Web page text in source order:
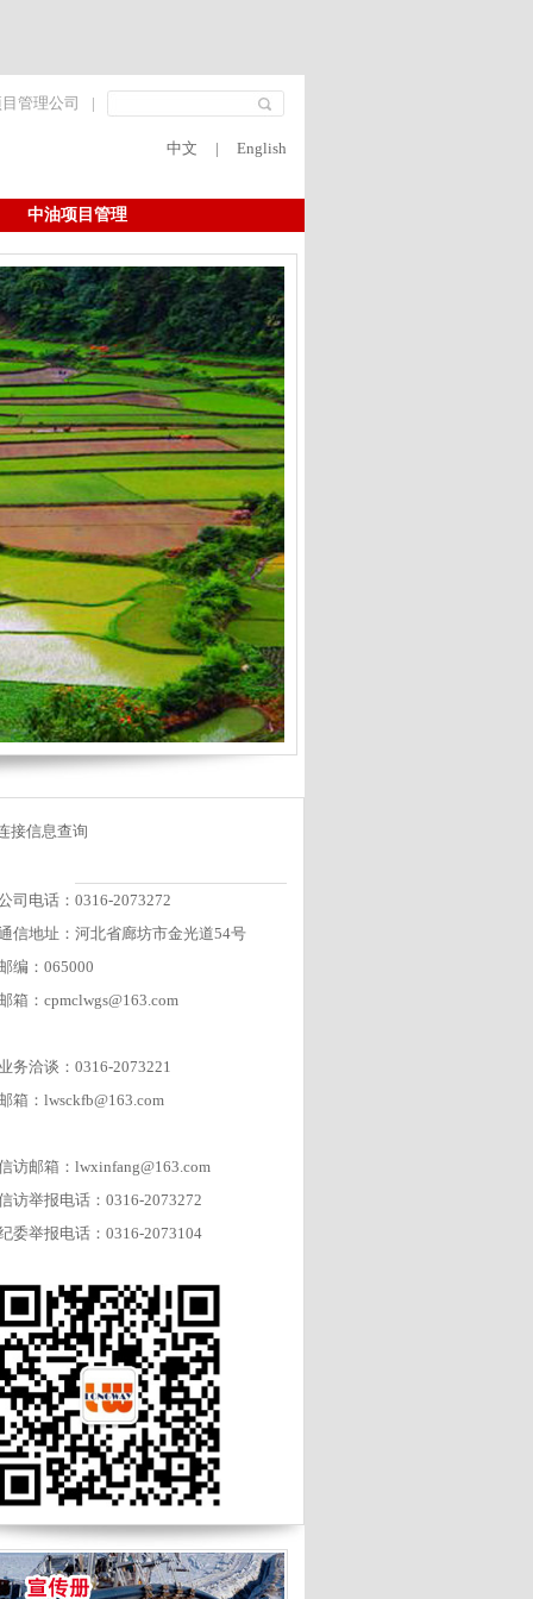
管理公司 |
中文 | English
中油项目管理
接信息查询
司电话：0316-2073272
信地址：河北省廊坊市金光道54号
编：065000
箱：cpmclwgs@163.com
务洽谈：0316-2073221
箱：lwsckfb@163.com
访邮箱：lwxinfang@163.com
访举报电话：0316-2073272
委举报电话：0316-2073104